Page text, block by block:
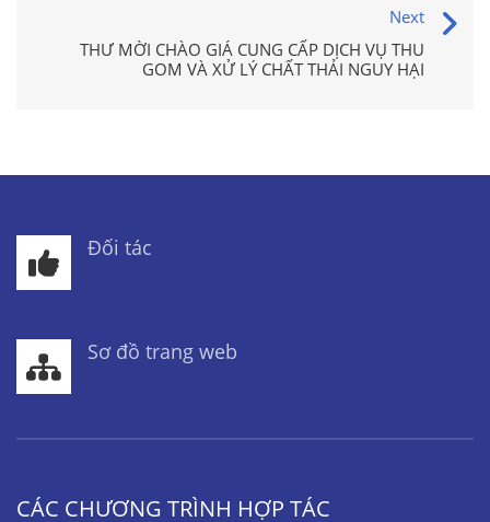
Next
THƯ MỜI CHÀO GIÁ CUNG CẤP DỊCH VỤ THU
GOM VÀ XỬ LÝ CHẤT THẢI NGUY HẠI
Đối tác
Sơ đồ trang web
CÁC CHƯƠNG TRÌNH HỢP TÁC